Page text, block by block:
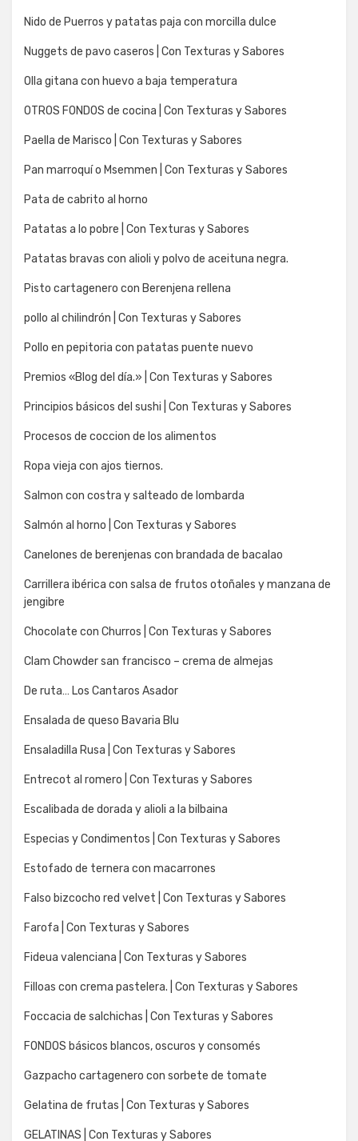
Nido de Puerros y patatas paja con morcilla dulce
Nuggets de pavo caseros | Con Texturas y Sabores
Olla gitana con huevo a baja temperatura
OTROS FONDOS de cocina | Con Texturas y Sabores
Paella de Marisco | Con Texturas y Sabores
Pan marroquí o Msemmen | Con Texturas y Sabores
Pata de cabrito al horno
Patatas a lo pobre | Con Texturas y Sabores
Patatas bravas con alioli y polvo de aceituna negra.
Pisto cartagenero con Berenjena rellena
pollo al chilindrón | Con Texturas y Sabores
Pollo en pepitoria con patatas puente nuevo
Premios «Blog del día.» | Con Texturas y Sabores
Principios básicos del sushi | Con Texturas y Sabores
Procesos de coccion de los alimentos
Ropa vieja con ajos tiernos.
Salmon con costra y salteado de lombarda
Salmón al horno | Con Texturas y Sabores
Canelones de berenjenas con brandada de bacalao
Carrillera ibérica con salsa de frutos otoñales y manzana de
jengibre
Chocolate con Churros | Con Texturas y Sabores
Clam Chowder san francisco – crema de almejas
De ruta… Los Cantaros Asador
Ensalada de queso Bavaria Blu
Ensaladilla Rusa | Con Texturas y Sabores
Entrecot al romero | Con Texturas y Sabores
Escalibada de dorada y alioli a la bilbaina
Especias y Condimentos | Con Texturas y Sabores
Estofado de ternera con macarrones
Falso bizcocho red velvet | Con Texturas y Sabores
Farofa | Con Texturas y Sabores
Fideua valenciana | Con Texturas y Sabores
Filloas con crema pastelera. | Con Texturas y Sabores
Foccacia de salchichas | Con Texturas y Sabores
FONDOS básicos blancos, oscuros y consomés
Gazpacho cartagenero con sorbete de tomate
Gelatina de frutas | Con Texturas y Sabores
GELATINAS | Con Texturas y Sabores